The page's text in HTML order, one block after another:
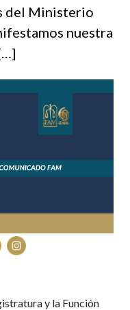
del Ministerio
nuestra
y la Función